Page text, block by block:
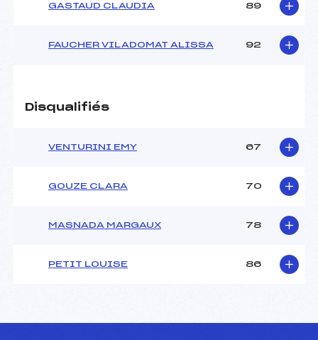
GASTAUD CLAUDIA 89
FAUCHER VILADOMAT ALISSA 92
Disqualifiés
VENTURINI EMY 67
GOUZE CLARA 70
MASNADA MARGAUX 78
PETIT LOUISE 86